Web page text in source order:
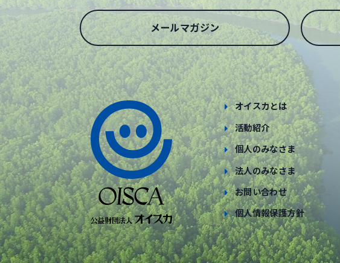
メールマガジン
オイスカとは
活動紹介
個人のみなさま
法人のみなさま
お問い合わせ
個人情報保護方針